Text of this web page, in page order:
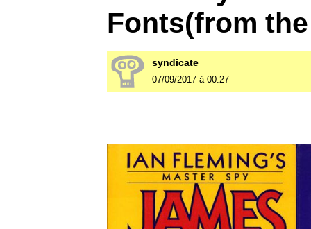
Fonts(from
syndicate
07/09/2017 à 00:27